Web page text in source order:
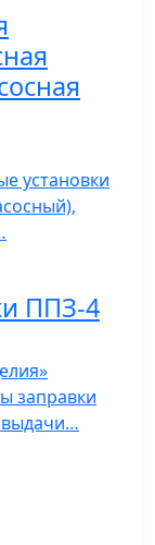
установки
ППЗ-4
заправки
выдачи…